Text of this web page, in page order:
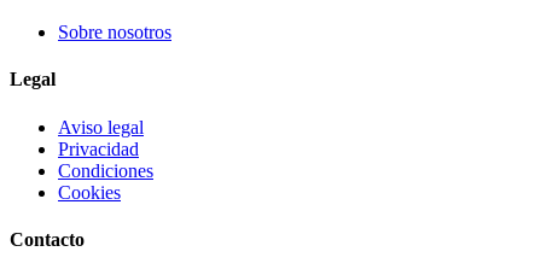
Sobre nosotros
Legal
Aviso legal
Privacidad
Condiciones
Cookies
Contacto